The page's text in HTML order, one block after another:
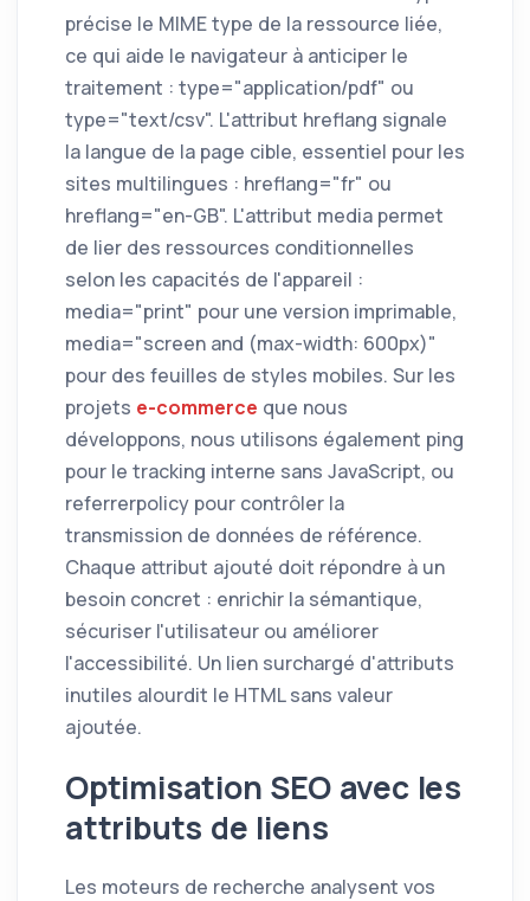
précise le MIME type de la ressource liée,
ce qui aide le navigateur à anticiper le
traitement : type="application/pdf" ou
type="text/csv". L'attribut hreflang signale
la langue de la page cible, essentiel pour les
sites multilingues : hreflang="fr" ou
hreflang="en-GB". L'attribut media permet
de lier des ressources conditionnelles
selon les capacités de l'appareil :
media="print" pour une version imprimable,
media="screen and (max-width: 600px)"
pour des feuilles de styles mobiles. Sur les
projets e-commerce que nous
développons, nous utilisons également ping
pour le tracking interne sans JavaScript, ou
referrerpolicy pour contrôler la
transmission de données de référence.
Chaque attribut ajouté doit répondre à un
besoin concret : enrichir la sémantique,
sécuriser l'utilisateur ou améliorer
l'accessibilité. Un lien surchargé d'attributs
inutiles alourdit le HTML sans valeur
ajoutée.
Optimisation SEO avec les
attributs de liens
Les moteurs de recherche analysent vos